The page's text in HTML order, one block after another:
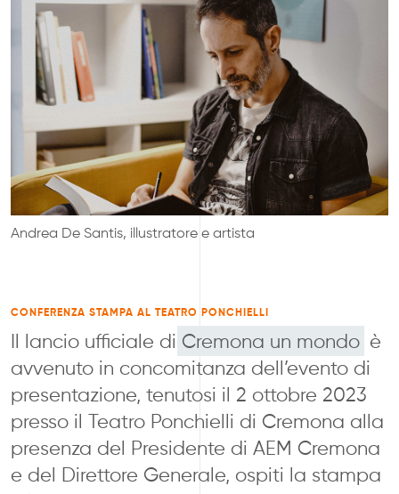
ENGLISH
Andrea De Santis, illustratore e artista
CONFERENZA STAMPA AL TEATRO PONCHIELLI
Il lancio ufficiale di Cremona un mondo è
avvenuto in concomitanza dell’evento di
presentazione, tenutosi il 2 ottobre 2023
presso il Teatro Ponchielli di Cremona alla
presenza del Presidente di AEM Cremona
e del Direttore Generale, ospiti la stampa